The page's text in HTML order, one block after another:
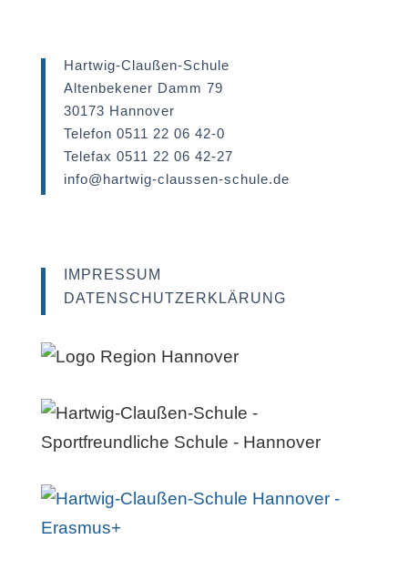
Hartwig-Claußen-Schule
Altenbekener Damm 79
30173 Hannover
Telefon 0511 22 06 42-0
Telefax 0511 22 06 42-27
info@hartwig-claussen-schule.de
IMPRESSUM
DATENSCHUTZERKLÄRUNG